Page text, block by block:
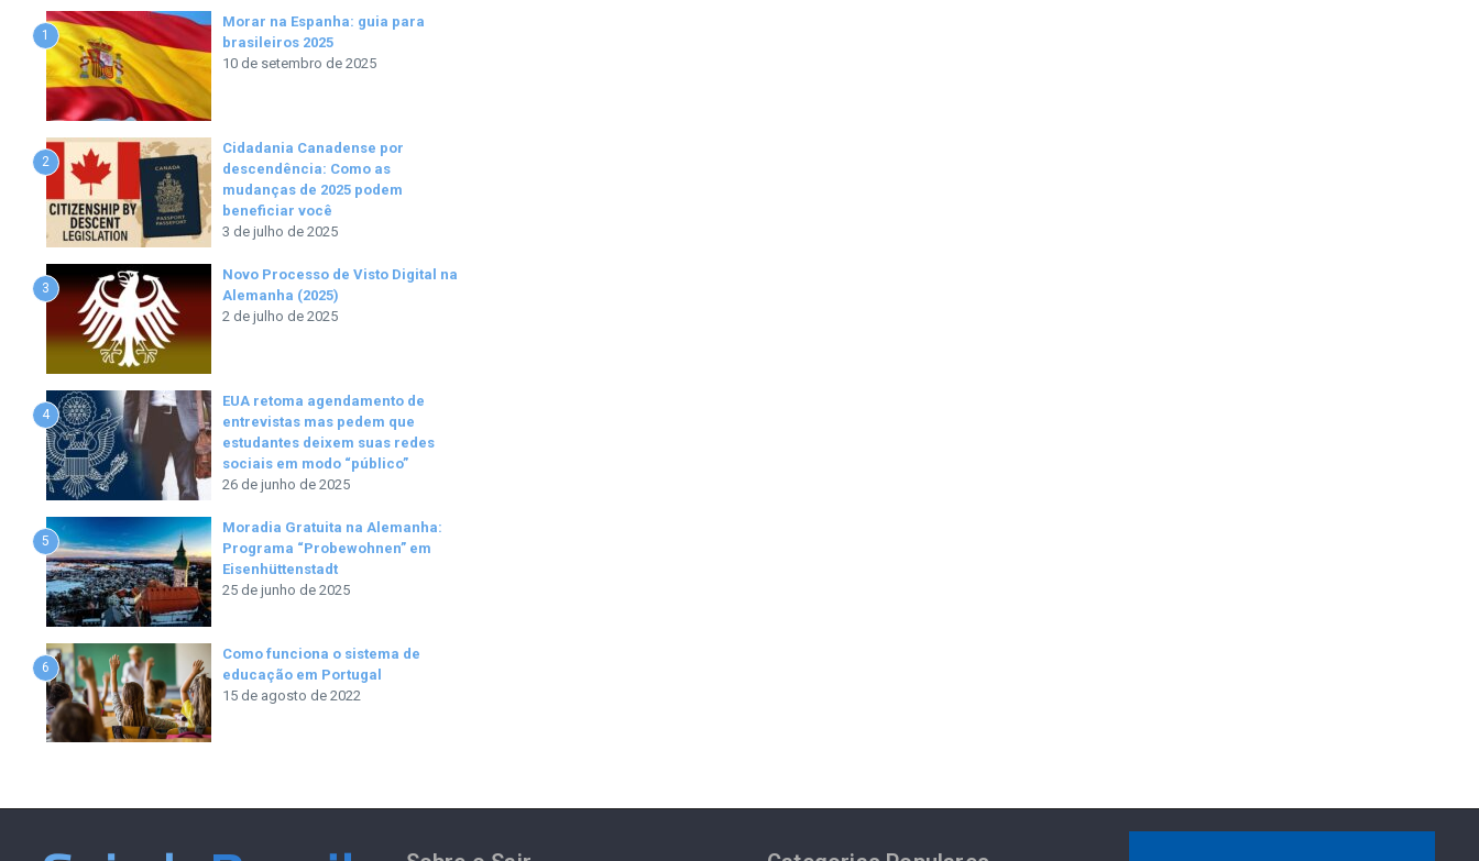
1
Morar na Espanha: guia para
brasileiros 2025
10 de setembro de 2025
2
Cidadania Canadense por
descendência: Como as
mudanças de 2025 podem
beneficiar você
3 de julho de 2025
3
Novo Processo de Visto Digital na
Alemanha (2025)
2 de julho de 2025
4
EUA retoma agendamento de
entrevistas mas pedem que
estudantes deixem suas redes
sociais em modo “público”
26 de junho de 2025
5
Moradia Gratuita na Alemanha:
Programa “Probewohnen” em
Eisenhüttenstadt
25 de junho de 2025
6
Como funciona o sistema de
educação em Portugal
15 de agosto de 2022